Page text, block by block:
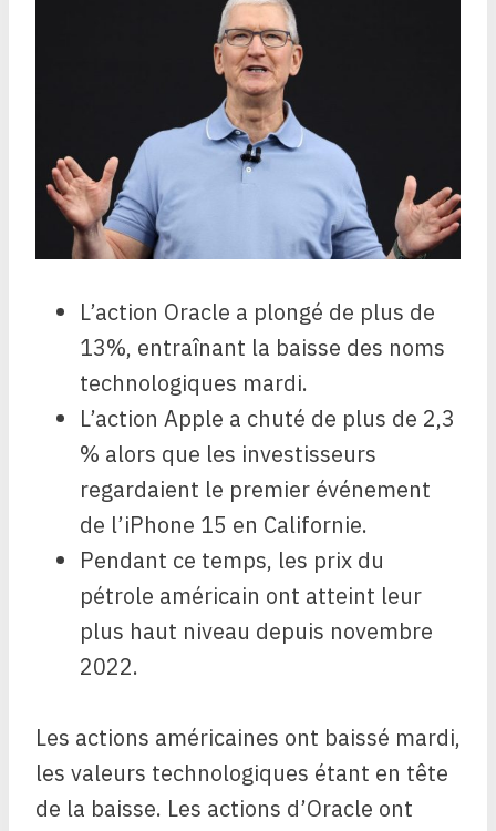
L’action Oracle a plongé de plus de
13%, entraînant la baisse des noms
technologiques mardi.
L’action Apple a chuté de plus de 2,3
% alors que les investisseurs
regardaient le premier événement
de l’iPhone 15 en Californie.
Pendant ce temps, les prix du
pétrole américain ont atteint leur
plus haut niveau depuis novembre
2022.
Les actions américaines ont baissé mardi,
les valeurs technologiques étant en tête
de la baisse. Les actions d’Oracle ont